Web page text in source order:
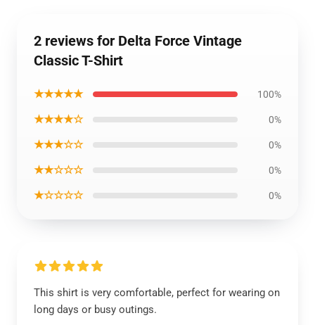
2 reviews for Delta Force Vintage
Classic T-Shirt
★★★★★ 100%
★★★★☆ 0%
★★★☆☆ 0%
★★☆☆☆ 0%
★☆☆☆☆ 0%
This shirt is very comfortable, perfect for wearing on
long days or busy outings.